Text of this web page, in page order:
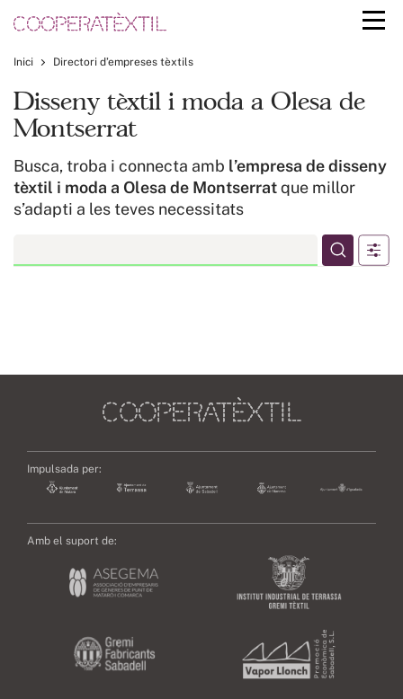
Inici Directori d’empreses tèxtils
Disseny tèxtil i moda a Olesa de
Montserrat
Busca, troba i connecta amb l’empresa de disseny
tèxtil i moda a Olesa de Montserratque millor
s’adapti a les teves necessitats
Impulsada per:
Amb el suport de: